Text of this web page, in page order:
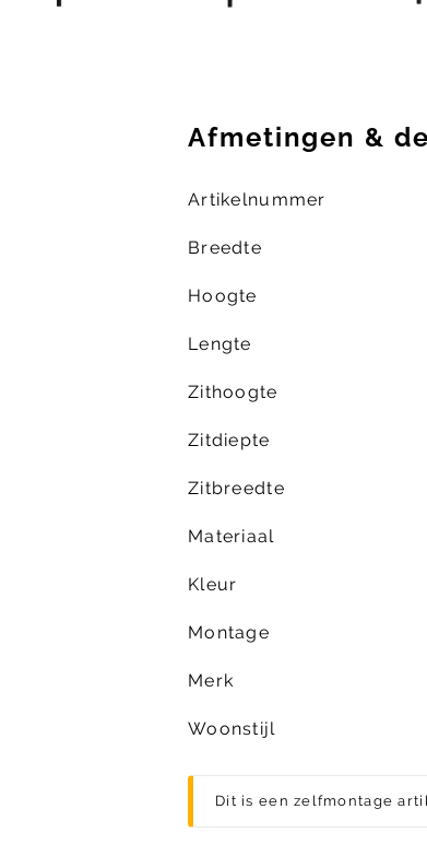
Afmetingen &
Artikelnummer
Breedte
Hoogte
Lengte
Zithoogte
Zitdiepte
Zitbreedte
Materiaal
Kleur
Montage
Merk
Woonstijl
Dit is een zelfmontage